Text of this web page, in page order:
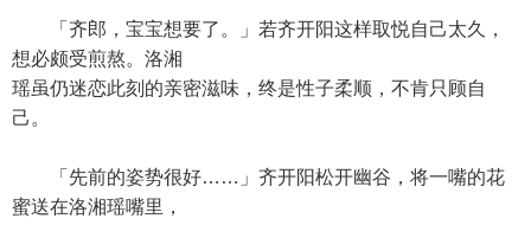
「齐郎，宝宝想要了。」若齐开阳这样取悦自己太久，
想必颇受煎熬。洛湘
瑶虽仍迷恋此刻的亲密滋味，终是性子柔顺，不肯只顾自
己。
「先前的姿势很好……」齐开阳松开幽谷，将一嘴的花
蜜送在洛湘瑶嘴里，